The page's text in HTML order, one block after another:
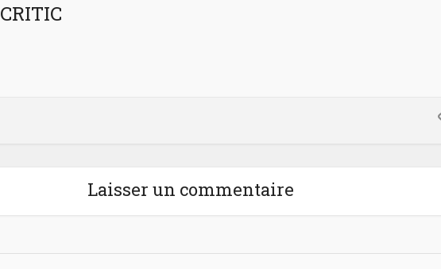
CRITIC
Laisser un commentaire